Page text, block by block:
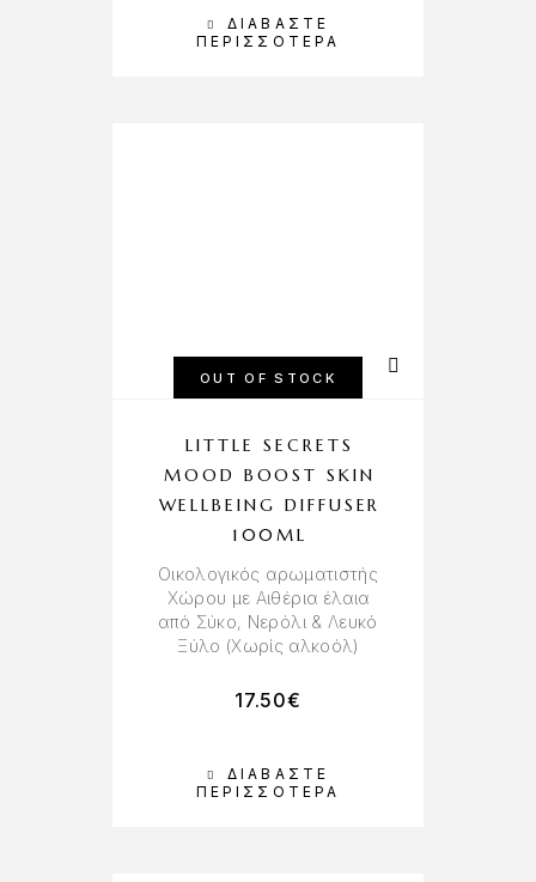
ΔΙΑΒΆΣΤΕ
ΠΕΡΙΣΣΌΤΕΡΑ
OUT OF STOCK
ΔΙΑΒΆΣΤΕ
ΠΕΡΙΣΣΌΤΕΡΑ
LITTLE SECRETS
MOOD BOOST SKIN
WELLBEING DIFFUSER
100ML
Oικολογικός αρωματιστής
Χώρου με Αιθέρια έλαια
από Σύκο, Νερόλι & Λευκό
Ξύλο (Χωρίς αλκοόλ)
17.50€